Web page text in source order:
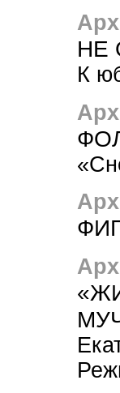
НЕ
К